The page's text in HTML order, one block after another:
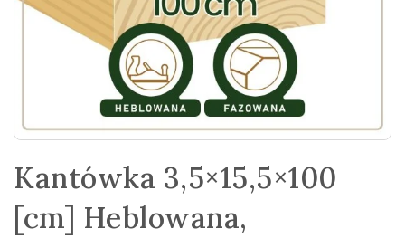
Kantówka 3,5×15,5×100
[cm] Heblowana,